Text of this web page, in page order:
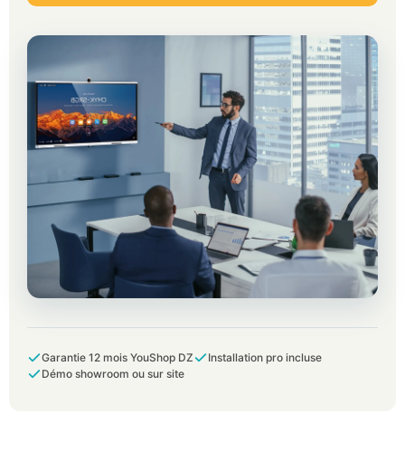
Garantie 12 mois YouShop DZ
Installation pro incluse
Démo showroom ou sur site